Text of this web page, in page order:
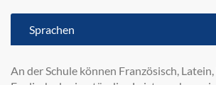
Sprachen
An der Schule können Französisch,